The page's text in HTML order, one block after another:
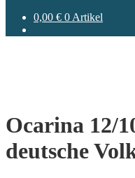
0,00 € 0 Artikel
Ocarina 12/
deutsche